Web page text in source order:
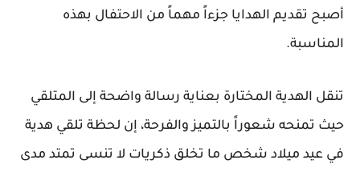
أصبح تقديم الهدايا جزءاً مهماً من الاحتفال بهذه
المناسبة.
تنقل الهدية المختارة بعناية رسالة واضحة إلى المتلقي
حيث تمنحه شعوراً بالتميز والفرحة، إن لحظة تلقي هدية
في عيد ميلاد شخص ما تخلق ذكريات لا تنسى تمتد مدى